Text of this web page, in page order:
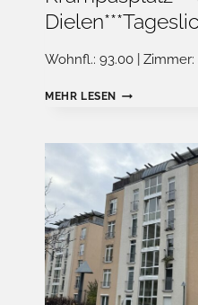
Wohnfl.: 93.00 |
MEHR LESEN
VERMIETETE
BALKON,
UNWEIT
VOM
***ABGEZ.